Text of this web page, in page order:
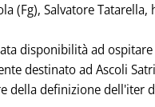
(Fg), Salvatore
disponibilità ad
destinato ad Ascoli
della definizione dell'iter